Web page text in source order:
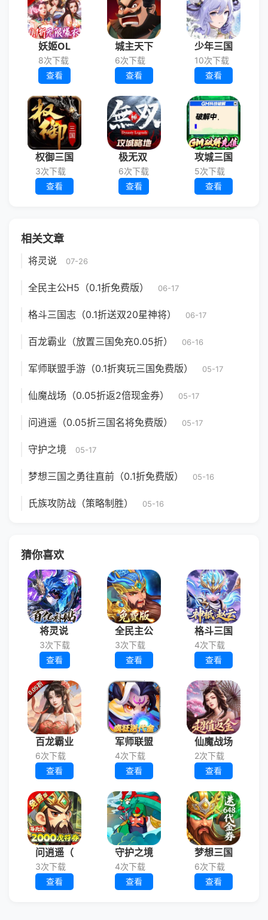
妖姬OL
8次下载
查看
城主天下
6次下载
查看
少年三国
10次下载
查看
权御三国
3次下载
查看
极无双
6次下载
查看
攻城三国
5次下载
查看
相关文章
将灵说 07-26
全民主公H5（0.1折免费版） 06-17
格斗三国志（0.1折送双20星神将） 06-17
百龙霸业（放置三国免充0.05折） 06-16
军师联盟手游（0.1折爽玩三国免费版） 05-17
仙魔战场（0.05折返2倍现金券） 05-17
问逍遥（0.05折三国名将免费版） 05-17
守护之境 05-17
梦想三国之勇往直前（0.1折免费版） 05-16
氏族攻防战（策略制胜） 05-16
猜你喜欢
将灵说
3次下载
查看
全民主公
3次下载
查看
格斗三国
4次下载
查看
百龙霸业
6次下载
查看
军师联盟
4次下载
查看
仙魔战场
2次下载
查看
问逍遥（
3次下载
查看
守护之境
4次下载
查看
梦想三国
6次下载
查看